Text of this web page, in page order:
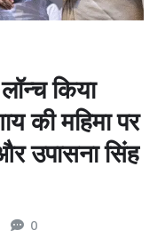
किया
की महिमा पर
उपासना सिंह
0